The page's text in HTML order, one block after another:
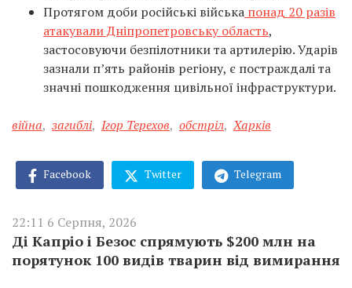
Протягом доби російські війська понад 20 разів
атакували Дніпропетровську область,
застосовуючи безпілотники та артилерію. Ударів
зазнали п’ять районів регіону, є постраждалі та
значні пошкодження цивільної інфраструктури.
війна, загиблі, Ігор Терехов, обстріл, Харків
Facebook Twitter Telegram
22:11 6 Серпня, 2026
Ді Капріо і Безос спрямують $200 млн на
порятунок 100 видів тварин від вимирання